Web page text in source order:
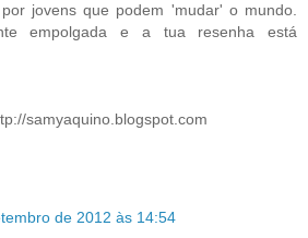
jovens que podem 'mudar' o mundo.
empolgada e a tua resenha está
samyaquino.blogspot.com
de 2012 às 14:54